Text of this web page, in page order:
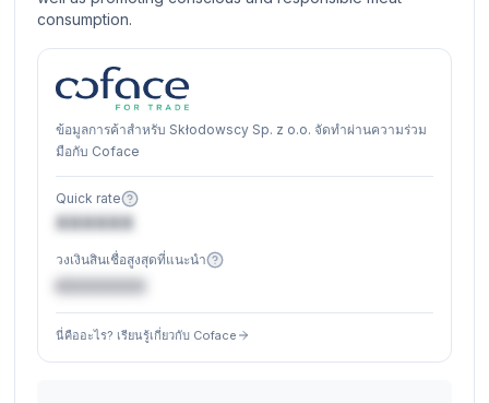
consumption.
ข้อมูลการค้าสำหรับ Skłodowscy Sp. z o.o. จัดทำผ่านความร่วม
มือกับ Coface
Quick rate
XXXXXX
วงเงินสินเชื่อสูงสุดที่แนะนำ
€XXXXXX
นี่คืออะไร? เรียนรู้เกี่ยวกับ Coface